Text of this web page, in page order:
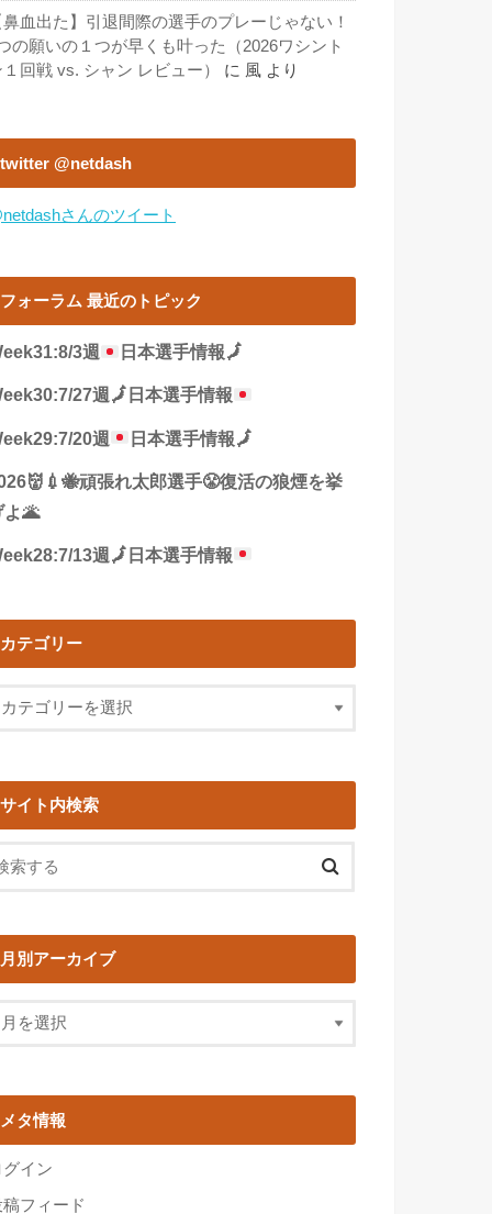
鼻血出た】引退間際の選手のプレーじゃない！
の願いの１つが早くも叶った（2026ワシント
１回戦 vs. シャン レビュー）
に 風 より
twitter @netdash
さんのツイート
フォーラム 最近のトピック
3週 日本選手情報🗾
27週🗾 日本選手情報
20週 日本選手情報🗾
頑張れ太郎選手😤復活の狼煙を挙
よ🌋
13週 🗾 日本選手情報
カテゴリー
サイト内検索
月別アーカイブ
メタ情報
グイン
稿フィード